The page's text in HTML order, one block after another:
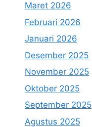
Maret 2026
Februari 2026
Januari 2026
Desember 2025
November 2025
Oktober 2025
September 2025
Agustus 2025